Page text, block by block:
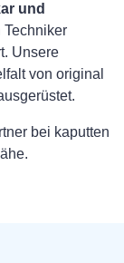
und
Techniker
Unsere
von original
bei kaputten